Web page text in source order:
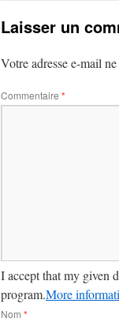
Laisser un
Votre adresse e-mail
Commentaire *
I accept that my given
program.More
Nom *